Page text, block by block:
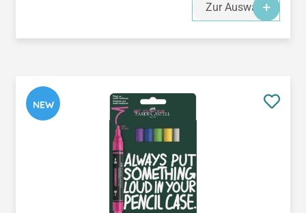
Zur Auswahl
NEW